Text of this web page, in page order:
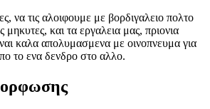
να τις αλοιφουμε με βορδιγαλειο πολτο
μηκυτες, και τα εργαλεια μας, πριονια
καλα απολυμασμενα με οινοπνευμα για
το ενα δενδρο στο αλλο.